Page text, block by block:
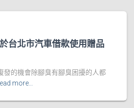
台北市汽車借款使用贈品
發的機會除腳臭有腳臭困擾的人都
more…